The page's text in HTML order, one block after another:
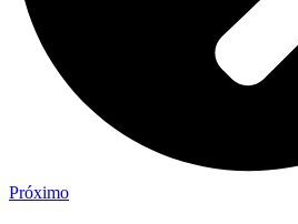
Próximo